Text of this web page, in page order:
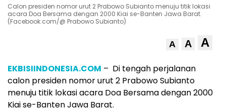
Calon presiden nomor urut 2 Prabowo Subianto menuju titik lokasi
acara Doa Bersama dengan 2000 Kiai se-Banten Jawa Barat.
(Facebook.com/@ Prabowo Subianto)
A A A
EKBISIINDONESIA.COM – Di tengah perjalanan
calon presiden nomor urut 2 Prabowo Subianto
menuju titik lokasi acara Doa Bersama dengan 2000
Kiai se-Banten Jawa Barat.